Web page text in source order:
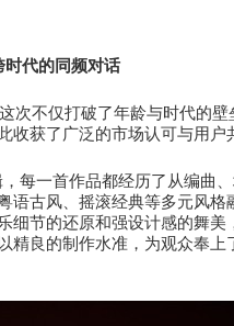
时代的同频对话
这次不仅打破了年龄与时代的
获了广泛的市场认可与用户
每一首作品都经历了从编曲
语古风、摇滚经典等多元风格
细节的还原和强设计感的舞美
精良的制作水准，为观众奉上